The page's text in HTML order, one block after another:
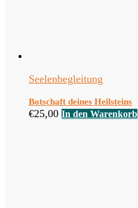
Seelenbegleitung
Botschaft deines Heilsteins
€25,00 In den Warenkorb